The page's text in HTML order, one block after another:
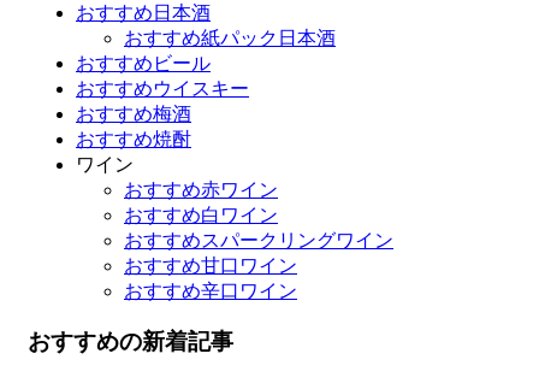
おすすめ日本酒
おすすめ紙パック日本酒
おすすめビール
おすすめウイスキー
おすすめ梅酒
おすすめ焼酎
ワイン
おすすめ赤ワイン
おすすめ白ワイン
おすすめスパークリングワイン
おすすめ甘口ワイン
おすすめ辛口ワイン
おすすめの新着記事